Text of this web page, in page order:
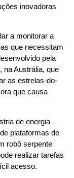
inovadoras
a monitorar a
que necessitam
pela
na Austrália, que
as estrelas-do-
que causa
de energia
plataformas de
robô serpente
realizar tarefas
acesso.